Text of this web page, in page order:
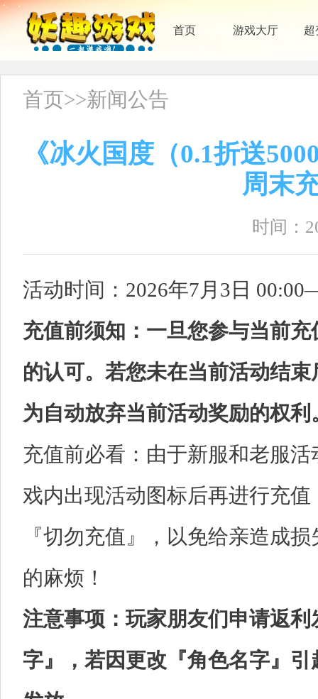
首页 游戏大厅 超
首页>>新闻公告
《冰火国度（0.1折送
周末
时间：
活动时间：2026年7月3日
充值前须知：一旦您参与当前
的认可。若您未在当前活动结
为自动放弃当前活动奖励的权利
充值前必看：由于新服和老服
戏内出现活动图标后再进行充
『切勿充值』，以免给亲造成
的麻烦！
注意事项：玩家朋友们申请返
字』，若因更改『角色名字』